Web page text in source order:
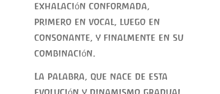
exhalación conformada,
primero en vocal, luego en
consonante, y finalmente en su
combinación.
La palabra, que nace de esta